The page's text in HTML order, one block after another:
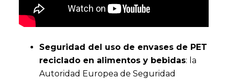
Seguridad del uso de envases de PET
reciclado en alimentos y bebidas: la
Autoridad Europea de Seguridad